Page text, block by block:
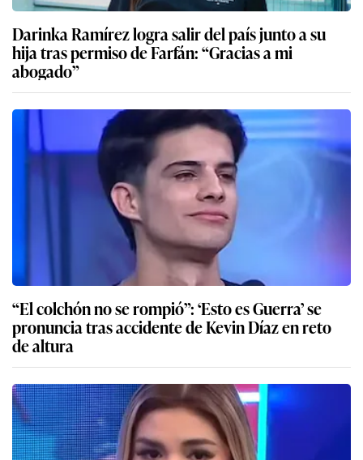
Darinka Ramírez logra salir del país junto a su
hija tras permiso de Farfán: “Gracias a mi
abogado”
“El colchón no se rompió”: ‘Esto es Guerra’ se
pronuncia tras accidente de Kevin Díaz en reto
de altura